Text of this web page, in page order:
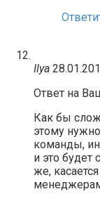
Ilya
Ответ на
Как бы
этому
команды,
и это будет
же,